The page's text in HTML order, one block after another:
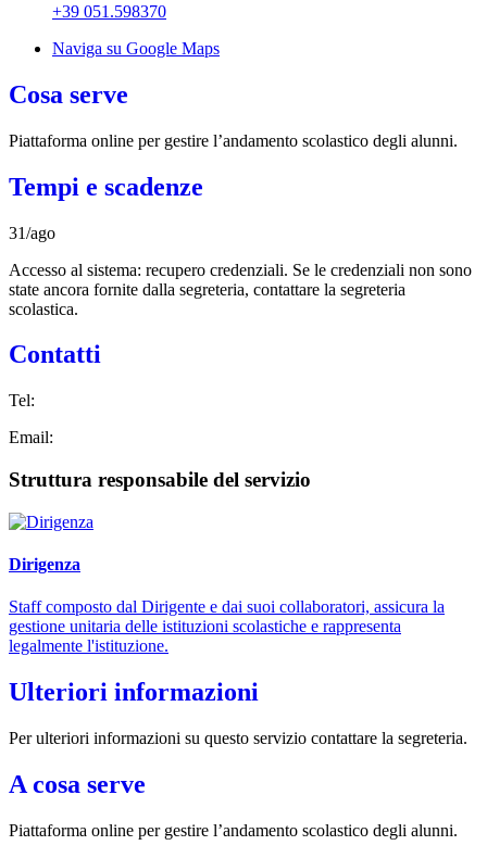
+39 051.598370
Naviga su Google Maps
Cosa serve
Piattaforma online per gestire l’andamento scolastico degli alunni.
Tempi e scadenze
31/ago
Accesso al sistema: recupero credenziali. Se le credenziali non sono
state ancora fornite dalla segreteria, contattare la segreteria
scolastica.
Contatti
Tel:
Email:
Struttura responsabile del servizio
Dirigenza
Staff composto dal Dirigente e dai suoi collaboratori, assicura la
gestione unitaria delle istituzioni scolastiche e rappresenta
legalmente l'istituzione.
Ulteriori informazioni
Per ulteriori informazioni su questo servizio contattare la segreteria.
A cosa serve
Piattaforma online per gestire l’andamento scolastico degli alunni.